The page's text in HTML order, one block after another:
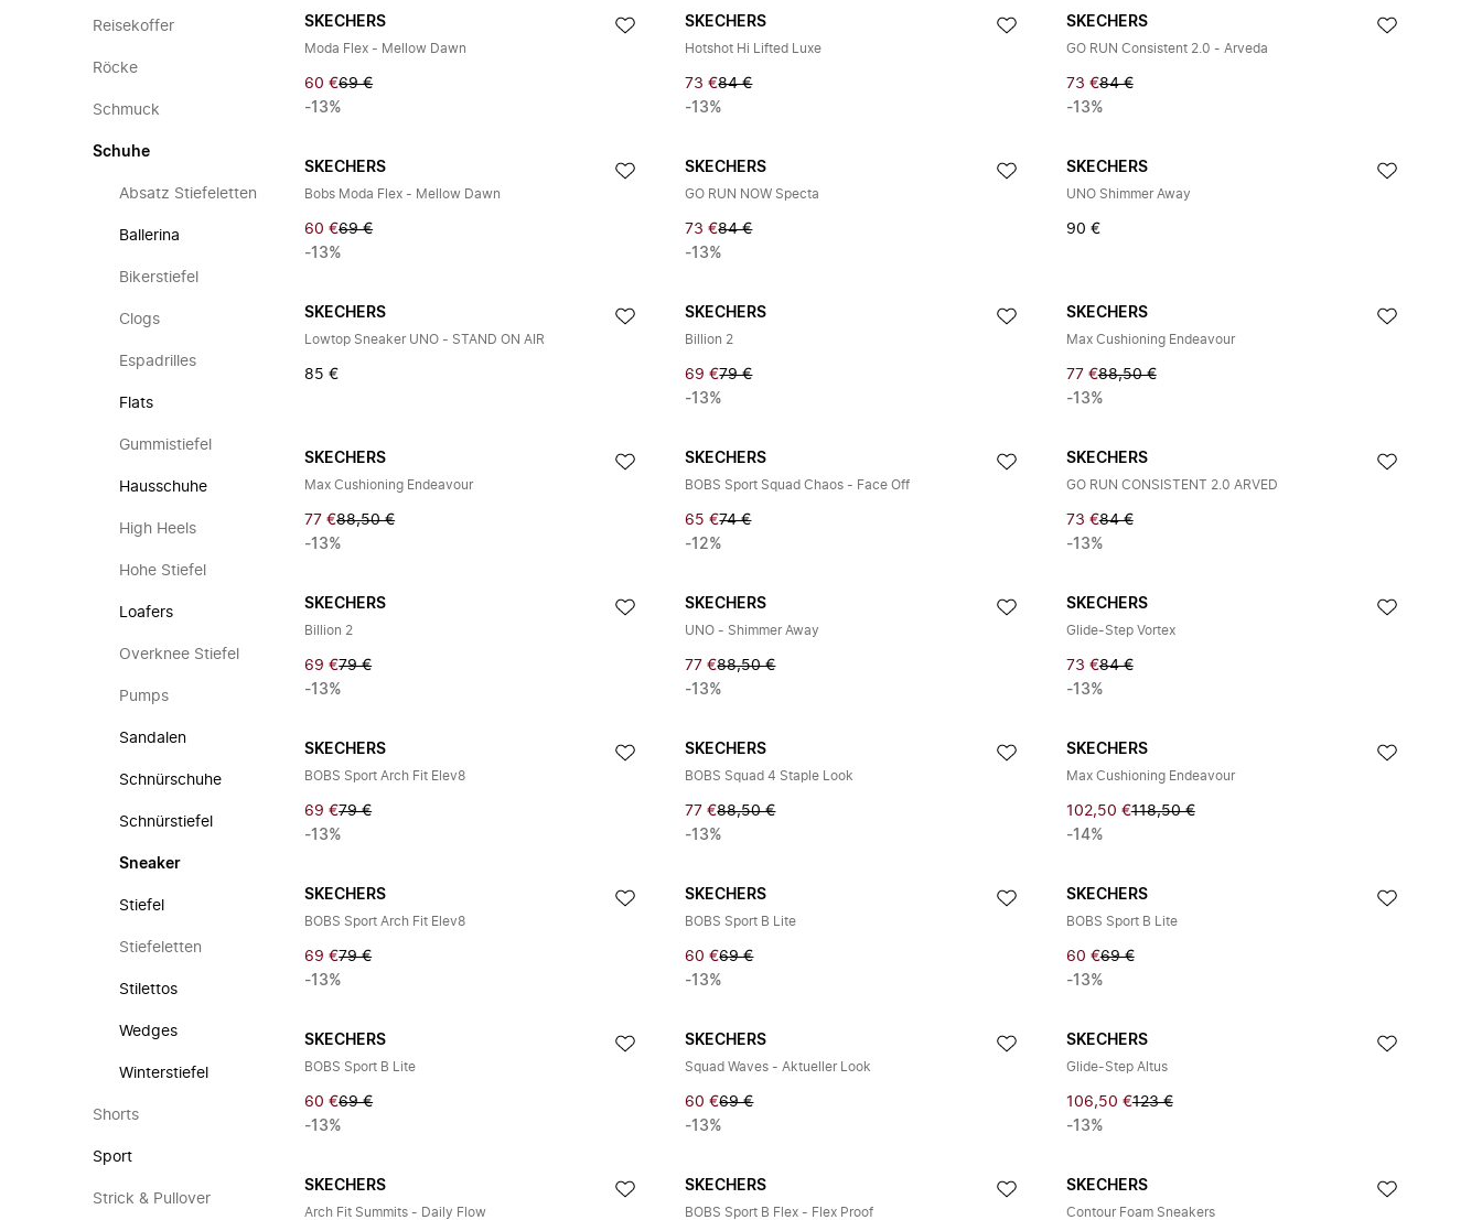
Reisekoffer
Röcke
Schmuck
Schuhe
Absatz Stiefeletten
Ballerina
Bikerstiefel
Clogs
Espadrilles
Flats
Gummistiefel
Hausschuhe
High Heels
Hohe Stiefel
Loafers
Overknee Stiefel
Pumps
Sandalen
Schnürschuhe
Schnürstiefel
Sneaker
Stiefel
Stiefeletten
Stilettos
Wedges
Winterstiefel
Shorts
Sport
Strick & Pullover
SKECHERS
Moda Flex - Mellow Dawn
60 €69 €
-13%
SKECHERS
Hotshot Hi Lifted Luxe
73 €84 €
-13%
SKECHERS
GO RUN Consistent 2.0 - Arveda
73 €84 €
-13%
SKECHERS
Bobs Moda Flex - Mellow Dawn
60 €69 €
-13%
SKECHERS
GO RUN NOW Specta
73 €84 €
-13%
SKECHERS
UNO Shimmer Away
90 €
SKECHERS
Lowtop Sneaker UNO - STAND ON AIR
85 €
SKECHERS
Billion 2
69 €79 €
-13%
SKECHERS
Max Cushioning Endeavour
77 €88,50 €
-13%
SKECHERS
Max Cushioning Endeavour
77 €88,50 €
-13%
SKECHERS
BOBS Sport Squad Chaos - Face Off
65 €74 €
-12%
SKECHERS
GO RUN CONSISTENT 2.0 ARVED
73 €84 €
-13%
SKECHERS
Billion 2
69 €79 €
-13%
SKECHERS
UNO - Shimmer Away
77 €88,50 €
-13%
SKECHERS
Glide-Step Vortex
73 €84 €
-13%
SKECHERS
BOBS Sport Arch Fit Elev8
69 €79 €
-13%
SKECHERS
BOBS Squad 4 Staple Look
77 €88,50 €
-13%
SKECHERS
Max Cushioning Endeavour
102,50 €118,50 €
-14%
SKECHERS
BOBS Sport Arch Fit Elev8
69 €79 €
-13%
SKECHERS
BOBS Sport B Lite
60 €69 €
-13%
SKECHERS
BOBS Sport B Lite
60 €69 €
-13%
SKECHERS
BOBS Sport B Lite
60 €69 €
-13%
SKECHERS
Squad Waves - Aktueller Look
60 €69 €
-13%
SKECHERS
Glide-Step Altus
106,50 €123 €
-13%
SKECHERS
Arch Fit Summits - Daily Flow
SKECHERS
BOBS Sport B Flex - Flex Proof
SKECHERS
Contour Foam Sneakers